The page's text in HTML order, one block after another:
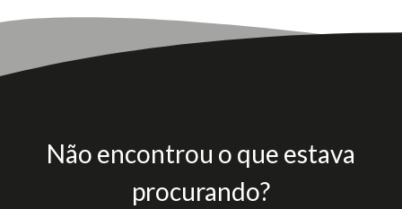
Não encontrou o que estava
procurando?